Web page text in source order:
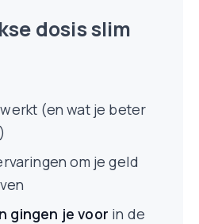
dosis slim
(en wat je beter
om je geld
gingen je voor in de